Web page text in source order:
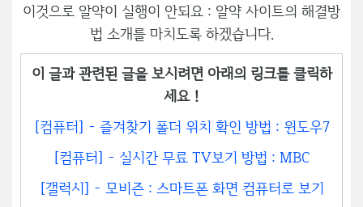
이것으로 알약이 실행이 안되요 : 알약 사이트의 해결방
법 소개를 마치도록 하겠습니다.
이 글과 관련된 글을 보시려면 아래의 링크를 클릭하
세요 !
[컴퓨터] - 즐겨찾기 폴더 위치 확인 방법 : 윈도우7
[컴퓨터] - 실시간 무료 TV보기 방법 : MBC
[갤럭시] - 모비즌 : 스마트폰 화면 컴퓨터로 보기